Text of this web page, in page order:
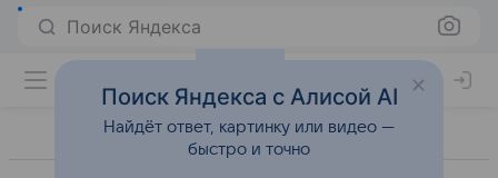
Поиск Яндекса
Поиск Яндекса с Алисой AI
Найдёт ответ, картинку или видео —
быстро и точно